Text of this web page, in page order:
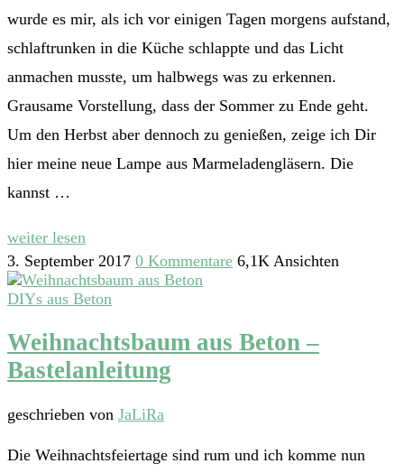
wurde es mir, als ich vor einigen Tagen morgens aufstand,
schlaftrunken in die Küche schlappte und das Licht
anmachen musste, um halbwegs was zu erkennen.
Grausame Vorstellung, dass der Sommer zu Ende geht.
Um den Herbst aber dennoch zu genießen, zeige ich Dir
hier meine neue Lampe aus Marmeladengläsern. Die
kannst …
weiter lesen
3. September 2017 0 Kommentare 6,1K Ansichten
DIYs aus Beton
Weihnachtsbaum aus Beton –
Bastelanleitung
geschrieben von JaLiRa
Die Weihnachtsfeiertage sind rum und ich komme nun